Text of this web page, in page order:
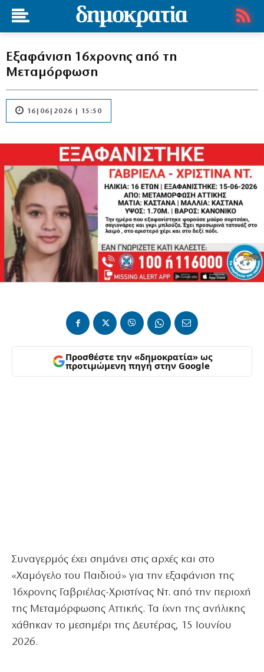
Εξαφάνιση 16χρονης από τη
Μεταμόρφωση
16|06|2026 | 15:50
Προσθέστε την «δημοκρατία» ως
προτιμώμενη πηγή στην Google
Συναγερμός έχει σημάνει στις αρχές και στο
«Χαμόγελο του Παιδιού» για την εξαφάνιση της
16χρονης Γαβριέλας-Χριστίνας Ντ. από την περιοχή
της Μεταμόρφωσης Αττικής. Τα ίχνη της ανήλικης
χάθηκαν το μεσημέρι της Δευτέρας, 15 Ιουνίου
2026.